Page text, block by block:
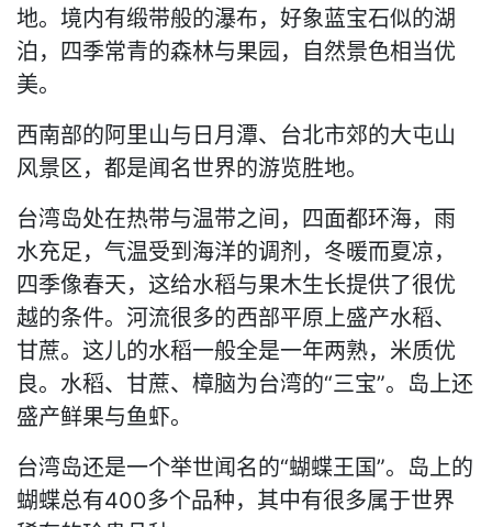
地。境内有缎带般的瀑布，好象蓝宝石似的湖
泊，四季常青的森林与果园，自然景色相当优
美。
西南部的阿里山与日月潭、台北市郊的大屯山
风景区，都是闻名世界的游览胜地。
台湾岛处在热带与温带之间，四面都环海，雨
水充足，气温受到海洋的调剂，冬暖而夏凉，
四季像春天，这给水稻与果木生长提供了很优
越的条件。河流很多的西部平原上盛产水稻、
甘蔗。这儿的水稻一般全是一年两熟，米质优
良。水稻、甘蔗、樟脑为台湾的“三宝”。岛上还
盛产鲜果与鱼虾。
台湾岛还是一个举世闻名的“蝴蝶王国”。岛上的
蝴蝶总有400多个品种，其中有很多属于世界